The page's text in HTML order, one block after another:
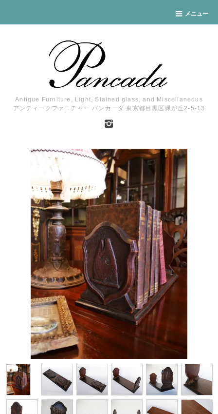
メニュー
Antique Furniture, Light, Stained glass, and Miscellaneous
アンティークファニチャー パンカーダ 東京都目黒区緑が丘2-5-13